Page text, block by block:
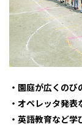
・園庭が広くのび
・オペレッタ発
・英語教育など